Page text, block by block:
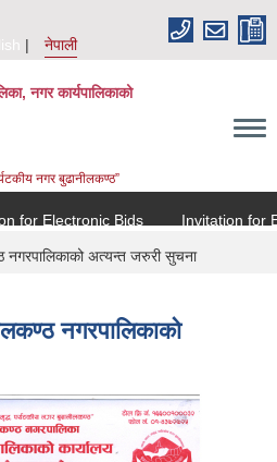
नेपाली
नगर कार्यपालिकाको
नगर बुढानीलकण्ठ”
Electronic Bids
Invitation for
नगरपालिकाको अत्यन्त जरुरी सुचना
नगरपालिकाको